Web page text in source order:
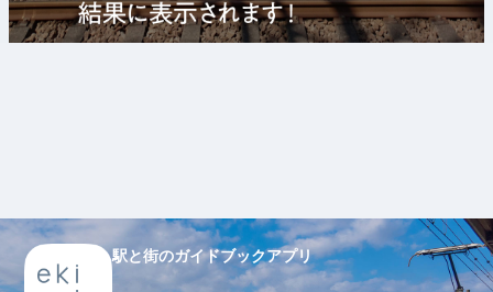
駅と街のガイドブックアプリ